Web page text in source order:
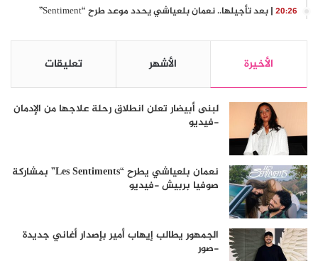
20:26 | بعد تأجيلها.. نعمان بلعياشي يحدد موعد طرح “Sentiment”
الأخيرة الأشهر تعليقات
لبنى أبيضار تعلن انطلاق رحلة علاجها من الإدمان
-فيديو
نعمان بلعياشي يطرح “Les Sentiments” بمشاركة
صوفيا بربيش -فيديو
الجمهور يطالب إيهاب أمير بإصدار أغاني جديدة
-صور